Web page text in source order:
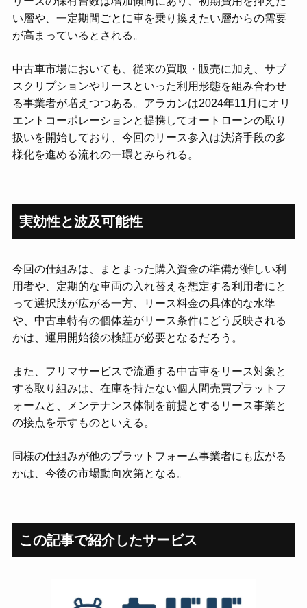
い層や、一定期間ごとに車を乗り換えたい層からの需要
が高まっているとされる。
中古車市場においても、従来の買取・販売に加え、サブ
スクリプションやリースといった利用形態を組み合わせ
る事業者が増えつつある。アラカンは2024年11月にオリ
エントコーポレーションと提携してオートローンの取り
扱いを開始しており、今回のリース参入は決済手段の多
様化を進める流れの一環とみられる。
実効性と波及可能性
今回の仕組みは、まとまった購入資金の準備が難しい利
用者や、定期的な車両の入れ替えを想定する利用者にと
って選択肢が広がる一方、リース料金の具体的な水準
や、中古車特有の個体差がリース条件にどう反映される
かは、運用開始後の検証が必要となるだろう。
また、フリマサービスで流通する中古車をリース対象と
する取り組みは、在庫を持たない個人間売買プラットフ
ォームと、メンテナンス体制を前提とするリース事業と
の接点を示すものといえる。
同様の仕組みが他のプラットフォーム事業者にも広がる
かは、今後の市場動向次第となる。
この記事で紹介したサービス